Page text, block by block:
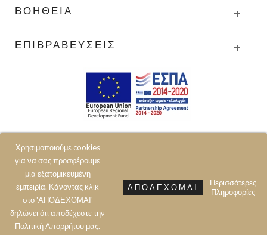
Χρησιμοποιούμε cookies
για να σας προσφέρουμε
μια εξατομικευμένη
εμπειρία. Κάνοντας κλικ
στο 'ΑΠΟΔΕΧΟΜΑΙ'
δηλώνει ότι αποδέχεστε την
Πολιτική Aπορρήτου μας.
ΑΠΟΔΈΧΟΜΑΙ
Περισσότερες
Πληροφορίες
ΒΟΉΘΕΙΑ
ΕΠΙΒΡΑΒΕΎΣΕΙΣ
© 2020 JOIN CLOTHES SA. ALL RIGHTS RESERVED
Prev